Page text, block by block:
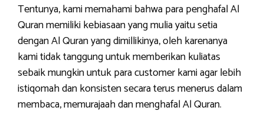
Tentunya, kami memahami bahwa para penghafal Al
Quran memiliki kebiasaan yang mulia yaitu setia
dengan Al Quran yang dimillikinya, oleh karenanya
kami tidak tanggung untuk memberikan kuliatas
sebaik mungkin untuk para customer kami agar lebih
istiqomah dan konsisten secara terus menerus dalam
membaca, memurajaah dan menghafal Al Quran.